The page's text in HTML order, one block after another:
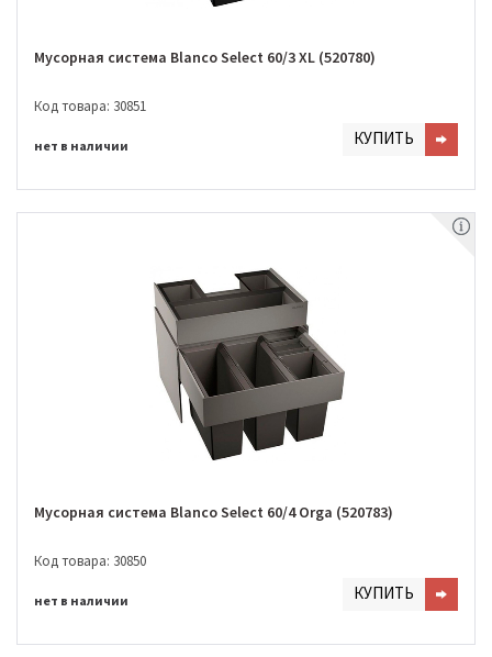
Мусорная система Blanco Select 60/3 XL (520780)
Код товара: 30851
нет в наличии КУПИТЬ
Мусорная система Blanco Select 60/4 Orga (520783)
Код товара: 30850
нет в наличии КУПИТЬ